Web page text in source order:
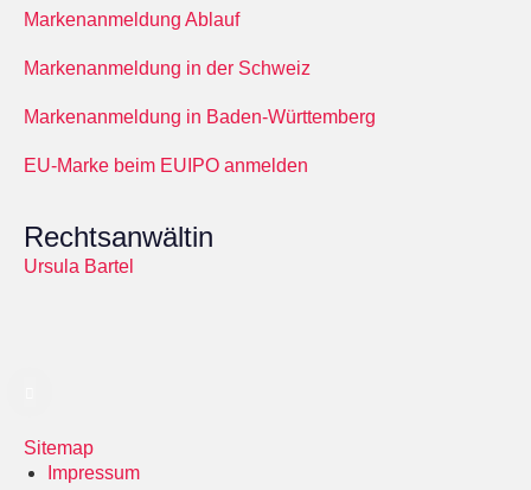
Markenanmeldung Ablauf
Markenanmeldung in der Schweiz
Markenanmeldung in Baden-Württemberg
EU-Marke beim EUIPO anmelden
Rechtsanwältin
Ursula Bartel
Sitemap
Impressum